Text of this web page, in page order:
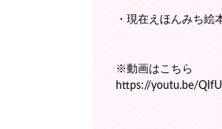
・現在えほんみち絵
※動画はこちら
https://youtu.be/